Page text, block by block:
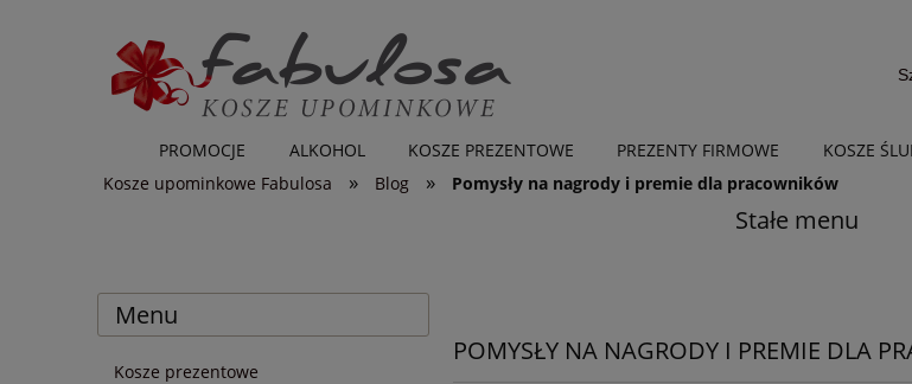
PROMOCJE ALKOHOL KOSZE PREZENTOWE PREZENTY FIRMOWE KOSZE
Kosze upominkowe Fabulosa
» Blog » Pomysły na nagrody i premie dla pracowników
Stałe menu
Menu
Kosze prezentowe
POMYSŁY NA NAGRODY I PREMIE DLA